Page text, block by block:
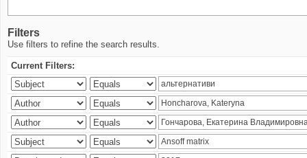
Filters
Use filters to refine the search results.
Current Filters: